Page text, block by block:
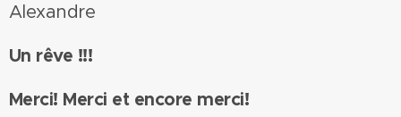
Alexandre
Un rêve !!!
Merci! Merci et encore merci!